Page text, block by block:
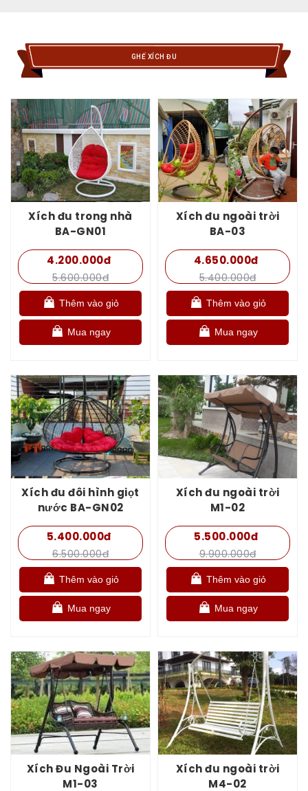
GHẾ XÍCH ĐU
Xích đu trong nhà
BA-GN01
4.200.000đ
5.600.000đ
Thêm vào giỏ
Mua ngay
Xích đu ngoài trời
BA-03
4.650.000đ
5.400.000đ
Thêm vào giỏ
Mua ngay
Xích đu đôi hình giọt
nước BA-GN02
5.400.000đ
6.500.000đ
Thêm vào giỏ
Mua ngay
Xích đu ngoài trời
M1-02
5.500.000đ
9.900.000đ
Thêm vào giỏ
Mua ngay
Xích Đu Ngoài Trời
M1-03
Xích đu ngoài trời
M4-02